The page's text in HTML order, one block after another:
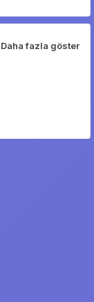
Daha fazla göster